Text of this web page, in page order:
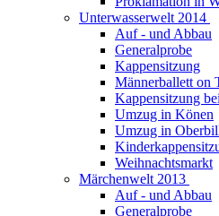
Unterwasserwelt 2014
Auf - und Abbau
Generalprobe
Kappensitzung
Männerballett on
Kappensitzung
Umzug in Könen
Umzug in
Weihnachtsmarkt
Märchenwelt 2013
Auf - und Abbau
Generalprobe